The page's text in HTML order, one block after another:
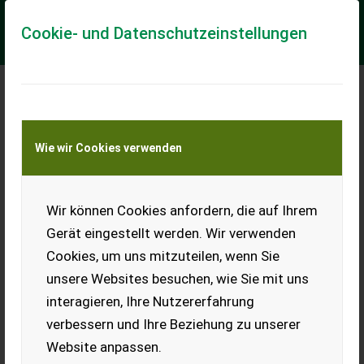
Cookie- und Datenschutzeinstellungen
Wie wir Cookies verwenden
Wir können Cookies anfordern, die auf Ihrem
Gerät eingestellt werden. Wir verwenden
Cookies, um uns mitzuteilen, wenn Sie
unsere Websites besuchen, wie Sie mit uns
interagieren, Ihre Nutzererfahrung
verbessern und Ihre Beziehung zu unserer
Website anpassen.
Meine Transportkostenanfrage
Transport von Land- und Baumaschinen –
KEINE Tiertransporte
Blaumohn
abgesackt zu 25 kg.
EUR 0